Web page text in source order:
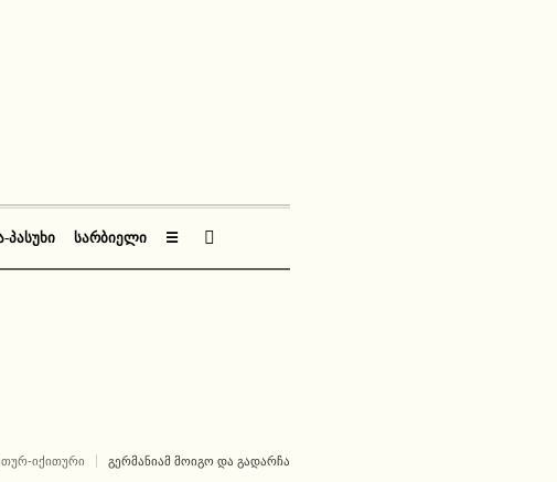
ᲞᲐᲡᲣᲮᲘ ᲡᲐᲠᲑᲘᲔᲚᲘ ☰
ᲘᲥᲘᲗᲣᲠᲘ ᲒᲔᲠᲛᲐᲜᲘᲐᲛ ᲛᲝᲘᲒᲝ ᲓᲐ ᲒᲐᲓᲐᲠᲩᲐ